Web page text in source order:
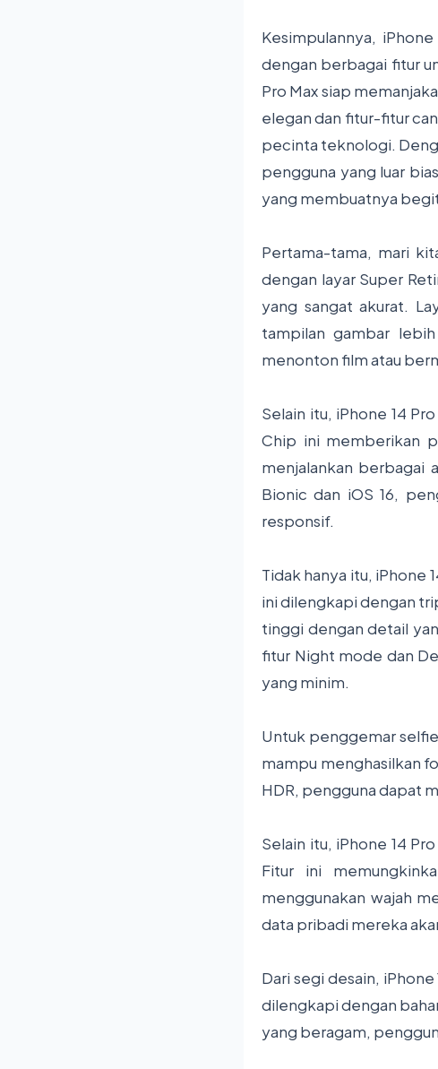
Kesimpulannya,
dengan berbagai fitur
Pro Max siap
elegan dan fitur-fitur
pecinta teknologi.
pengguna yang luar
yang membuatnya
Pertama-tama, mari
dengan layar Super
yang sangat akurat.
tampilan gambar
menonton film atau
Selain itu, iPhone 14
Chip ini memberikan
menjalankan berbagai
Bionic dan iOS 16,
responsif.
Tidak hanya itu, iPhone
ini dilengkapi dengan
tinggi dengan detail
fitur Night mode dan
yang minim.
Untuk penggemar
mampu menghasilkan
HDR, pengguna dapat
Selain itu, iPhone 14
Fitur ini
menggunakan wajah
data pribadi mereka
Dari segi desain,
dilengkapi dengan
yang beragam,